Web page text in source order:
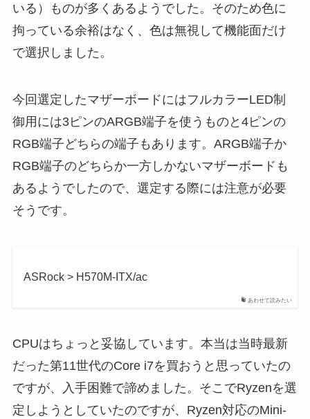
いる）ものが多くあるようでした。そのため色に
拘っている余裕はなく、色は無視して機能面だけ
で選択しました。
今回選定したマザーボードにはフルカラーLED制
御用には3ピンのARGB端子を使うものと4ピンの
RGB端子どちらの端子もあります。ARGB端子か
RGB端子のどちらか一方しかないマザーボードも
あるようでしたので、選定する際には注意が必要
そうです。
あわせて読みたい
ASRock > H570M-ITX/ac
CPUはちょっと妥協しています。本当は当時最新
だった第11世代のCore i7を買おうと思っていたの
ですが、入手困難で諦めました。そこでRyzenを選
定しようとしていたのですが、Ryzen対応のMini-